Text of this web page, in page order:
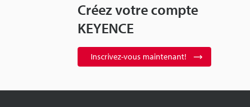
Créez votre compte
KEYENCE
Inscrivez-vous maintenant!